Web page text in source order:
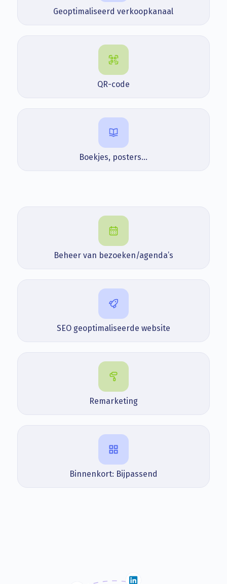
Geoptimaliseerd verkoopkanaal
QR-code
Boekjes, posters…
Beheer van bezoeken/agenda’s
SEO geoptimaliseerde website
Remarketing
Binnenkort: Bijpassend